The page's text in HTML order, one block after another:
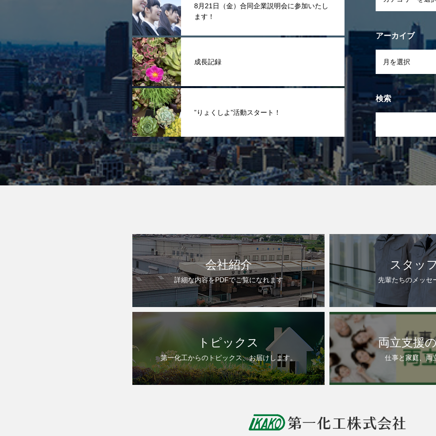
8月21日（金）合同企業説明会に参加いたし
ます！
成長記録
”りょくしよ”活動スタート！
アーカイブ
検索
会社紹介
詳細な内容をPDFでご覧になれます
スタッ
先輩たちのメッセ
トピックス
第一化工からのトピックス、お届けします。
両立支援
仕事と家庭、両